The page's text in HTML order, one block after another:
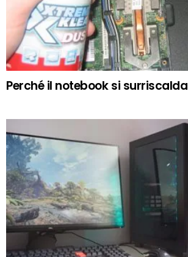
Perché il notebook si surriscalda